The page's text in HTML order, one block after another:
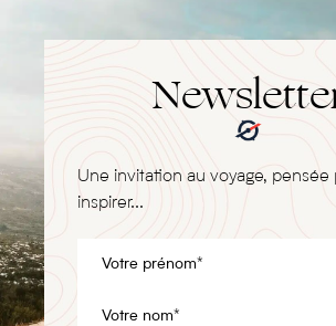
Une invitation au voyage, pensée
inspirer...